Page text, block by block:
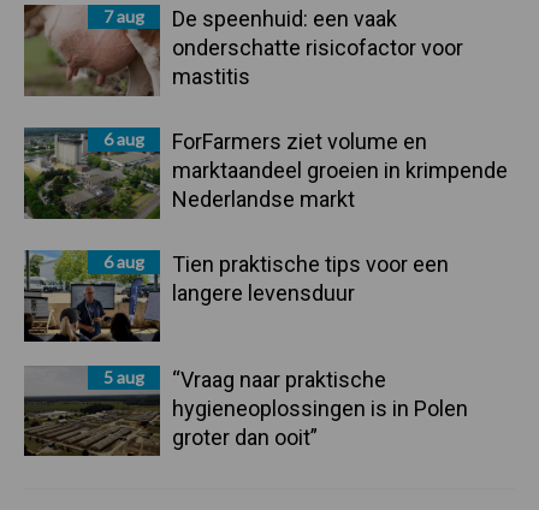
7 aug
De speenhuid: een vaak
onderschatte risicofactor voor
mastitis
6 aug
ForFarmers ziet volume en
marktaandeel groeien in krimpende
Nederlandse markt
6 aug
Tien praktische tips voor een
langere levensduur
5 aug
“Vraag naar praktische
hygieneoplossingen is in Polen
groter dan ooit”